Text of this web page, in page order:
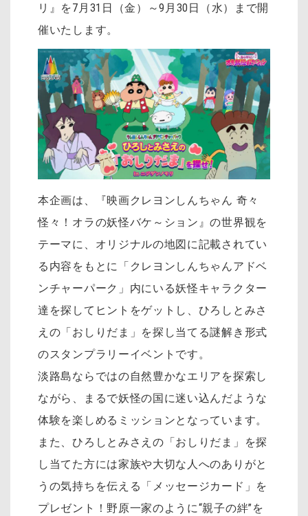
リ』を7月31日（金）～9月30日（水）まで開
催いたします。
本企画は、『映画クレヨンしんちゃん 奇々
怪々！オラの妖怪バケ～ション』の世界観を
テーマに、オリジナルの地図に記載されてい
る内容をもとに「クレヨンしんちゃんアドベ
ンチャーパーク」内にいる妖怪キャラクター
達を探してヒントをゲットし、ひろしとみさ
えの「おしりだま」を探し当てる謎解き形式
のスタンプラリーイベントです。
淡路島ならではの自然豊かなエリアを探索し
ながら、まるで妖怪の国に迷い込んだような
体験を楽しめるミッションとなっています。
また、ひろしとみさえの「おしりだま」を探
し当てた方には家族や大切な人へのありがと
うの気持ちを伝える「メッセージカード」を
プレゼント！野原一家のように“親子の絆”を